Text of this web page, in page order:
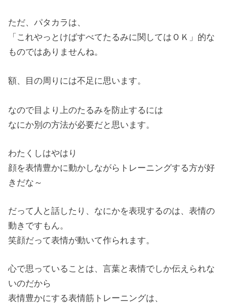
ただ、パタカラは、
「これやっとけばすべてたるみに関してはＯＫ」的な
ものではありませんね。
額、目の周りには不足に思います。
なので目より上のたるみを防止するには
なにか別の方法が必要だと思います。
わたくしはやはり
顔を表情豊かに動かしながらトレーニングする方が好
きだな～
だって人と話したり、なにかを表現するのは、表情の
動きですもん。
笑顔だって表情が動いて作られます。
心で思っていることは、言葉と表情でしか伝えられな
いのだから
表情豊かにする表情筋トレーニングは、